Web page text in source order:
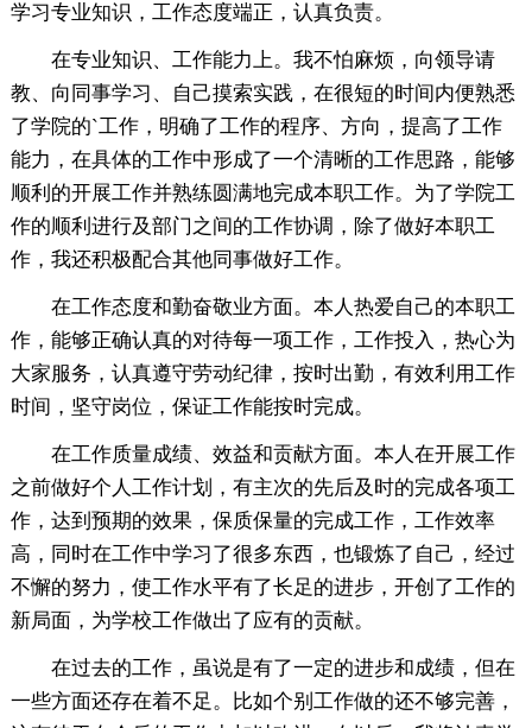
学习专业知识，工作态度端正，认真负责。
在专业知识、工作能力上。我不怕麻烦，向领导请
教、向同事学习、自己摸索实践，在很短的时间内便熟悉
了学院的`工作，明确了工作的程序、方向，提高了工作
能力，在具体的工作中形成了一个清晰的工作思路，能够
顺利的开展工作并熟练圆满地完成本职工作。为了学院工
作的顺利进行及部门之间的工作协调，除了做好本职工
作，我还积极配合其他同事做好工作。
在工作态度和勤奋敬业方面。本人热爱自己的本职工
作，能够正确认真的对待每一项工作，工作投入，热心为
大家服务，认真遵守劳动纪律，按时出勤，有效利用工作
时间，坚守岗位，保证工作能按时完成。
在工作质量成绩、效益和贡献方面。本人在开展工作
之前做好个人工作计划，有主次的先后及时的完成各项工
作，达到预期的效果，保质保量的完成工作，工作效率
高，同时在工作中学习了很多东西，也锻炼了自己，经过
不懈的努力，使工作水平有了长足的进步，开创了工作的
新局面，为学校工作做出了应有的贡献。
在过去的工作，虽说是有了一定的进步和成绩，但在
一些方面还存在着不足。比如个别工作做的还不够完善，